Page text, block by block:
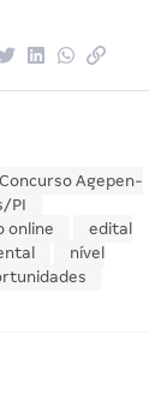
Concurso Agepen-
PI
online
edital
nível